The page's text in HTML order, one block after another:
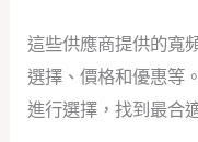
這些供應商提供的寬
選擇、價格和優惠等
進行選擇，找到最合